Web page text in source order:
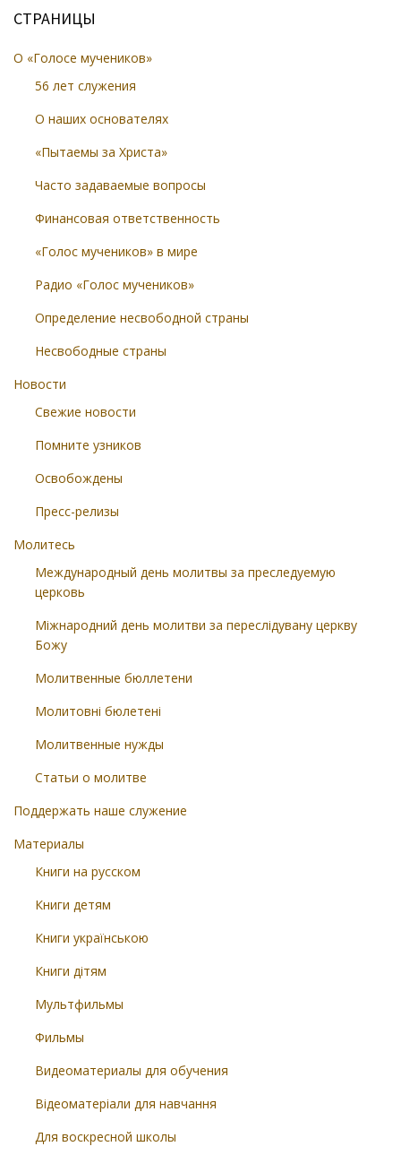
СТРАНИЦЫ
О «Голосе мучеников»
56 лет служения
О наших основателях
«Пытаемы за Христа»
Часто задаваемые вопросы
Финансовая ответственность
«Голос мучеников» в мире
Радио «Голос мучеников»
Определение несвободной страны
Несвободные страны
Новости
Свежие новости
Помните узников
Освобождены
Пресс-релизы
Молитесь
Международный день молитвы за преследуемую
церковь
Міжнародний день молитви за переслідувану церкву
Божу
Молитвенные бюллетени
Молитовні бюлетені
Молитвенные нужды
Статьи о молитве
Поддержать наше служение
Материалы
Книги на русском
Книги детям
Книги українською
Книги дітям
Мультфильмы
Фильмы
Видеоматериалы для обучения
Відеоматеріали для навчання
Для воскресной школы